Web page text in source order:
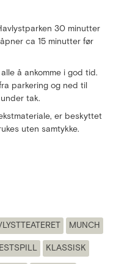
30 minutter
ca 15 minutter før
å ankomme i god tid.
parkering og ned til
tak.
er beskyttet
uten samtykke.
MUNCH
KLASSISK